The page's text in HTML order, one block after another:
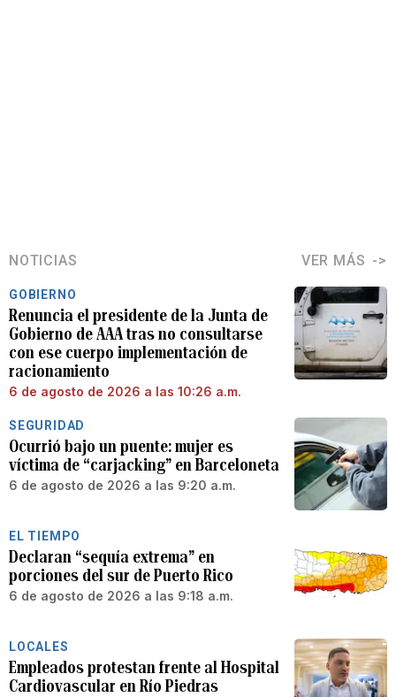
NOTICIAS VER MÁS
GOBIERNO
Renuncia el presidente de la Junta de
Gobierno de AAA tras no consultarse
con ese cuerpo implementación de
racionamiento
6 de agosto de 2026 a las 10:26 a.m.
SEGURIDAD
Ocurrió bajo un puente: mujer es
víctima de “carjacking” en Barceloneta
6 de agosto de 2026 a las 9:20 a.m.
EL TIEMPO
Declaran “sequía extrema” en
porciones del sur de Puerto Rico
6 de agosto de 2026 a las 9:18 a.m.
LOCALES
Empleados protestan frente al Hospital
Cardiovascular en Río Piedras